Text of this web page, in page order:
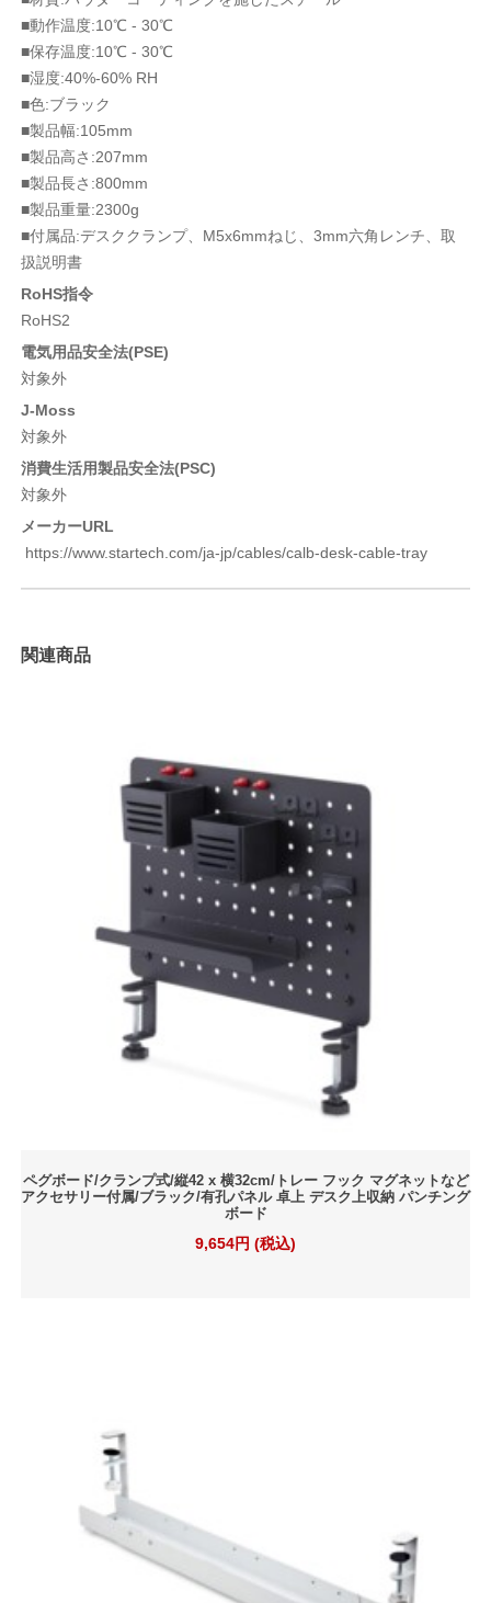
■動作温度:10℃ - 30℃
■保存温度:10℃ - 30℃
■湿度:40%-60% RH
■色:ブラック
■製品幅:105mm
■製品高さ:207mm
■製品長さ:800mm
■製品重量:2300g
■付属品:デスククランプ、M5x6mmねじ、3mm六角レンチ、取
扱説明書
RoHS指令
RoHS2
電気用品安全法(PSE)
対象外
J-Moss
対象外
消費生活用製品安全法(PSC)
対象外
メーカーURL
https://www.startech.com/ja-jp/cables/calb-desk-cable-tray
関連商品
ペグボード/クランプ式/縦42 x 横32cm/トレー フック マグネットなど
アクセサリー付属/ブラック/有孔パネル 卓上 デスク上収納 パンチング
ボード
9,654円 (税込)